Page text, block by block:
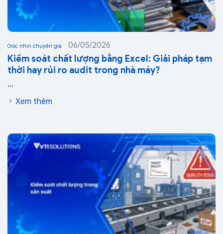
Góc nhìn chuyên gia 06/05/2026
Kiểm soát chất lượng bằng Excel: Giải pháp tạm
thời hay rủi ro audit trong nhà máy?
...
Xem thêm